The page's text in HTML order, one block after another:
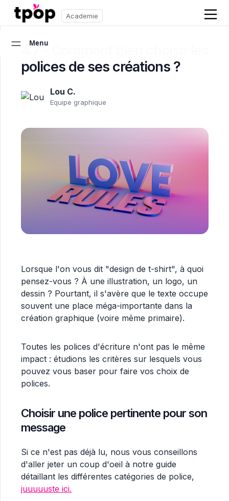
Academie
Menu
4.7 - Comment bien choisir les
polices de ses créations ?
Lou C.
Equipe graphique
Lorsque l'on vous dit "design de t-shirt", à quoi
pensez-vous ? À une illustration, un logo, un
dessin ? Pourtant, il s'avère que le texte occupe
souvent une place méga-importante dans la
création graphique (voire même primaire).
Toutes les polices d'écriture n'ont pas le même
impact : étudions les critères sur lesquels vous
pouvez vous baser pour faire vos choix de
polices.
Choisir une police pertinente pour son
message
Si ce n'est pas déjà lu, nous vous conseillons
d'aller jeter un coup d'oeil à notre guide
détaillant les différentes catégories de police,
juuuuuste ici.